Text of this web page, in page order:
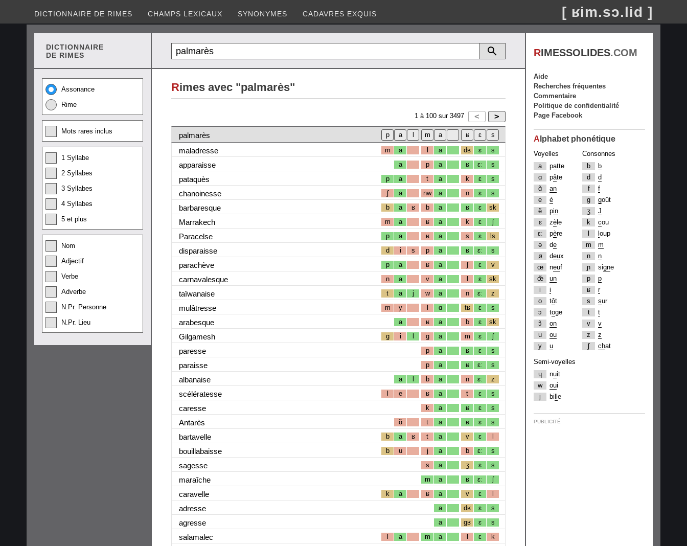
DICTIONNAIRE DE RIMES CHAMPS LEXICAUX SYNONYMES CADAVRES EXQUIS [ ʁim.sɔ.lid ]
DICTIONNAIRE
DE RIMES
Assonance
Rime
Mots rares inclus
1 Syllabe
2 Syllabes
3 Syllabes
4 Syllabes
5 et plus
Nom
Adjectif
Verbe
Adverbe
N.Pr. Personne
N.Pr. Lieu
Rimes avec "palmarès"
1 à 100 sur 3497
palmarès
maladresse
m a l a dʁ ɛ s
apparaisse a p a ʁ ɛː s
pataquès p a t a k ɛ s
chanoinesse ʃ a nw a n ɛ s
barbaresque b a ʁ b a ʁ ɛ sk
Marrakech m a ʁ a k ɛ ʃ
Paracelse p a ʁ a s ɛ ls
disparaisse d i s p a ʁ ɛː s
parachève p a ʁ a ʃ ɛ v
carnavalesque n a v a l ɛ sk
taïwanaise t a j w a n ɛː z
mulâtresse m y l ɑ tʁ ɛ s
arabesque a ʁ a b ɛ sk
Gilgamesh g i l g a m ɛ ʃ
paresse p a ʁ ɛ s
paraisse p a ʁ ɛː s
albanaise a l b a n ɛː z
scélératesse l e ʁ a t ɛ s
caresse k a ʁ ɛ s
Antarès ɑ̃ t a ʁ ɛ s
bartavelle b a ʁ t a v ɛ l
bouillabaisse b u j a b ɛː s
sagesse s a ʒ ɛ s
maraîche m a ʁ ɛː ʃ
caravelle k a ʁ a v ɛ l
adresse a dʁ ɛ s
agresse a gʁ ɛ s
salamalec l a m a l ɛ k
RIMESSOLIDES.COM
Aide
Recherches fréquentes
Commentaire
Politique de confidentialité
Page Facebook
A lphabet phonétique
Voyelles
a
patte
ɑ
pâte
ɑ̃
an
e
é
ẽ
pin
ɛ
zè le
ɛː
père
ə
de
ø
deux
œ
neuf
œ̃
un
i
i
o
tôt
ɔ
toge
ɔ̃
on
u
ou
y
u
Consonnes
b
b
d
d
f
f
g
goût
ʒ
J
k
cou
oup
m
m
n
n
ɲ
signe
p
p
ʁ
r
s
sur
t
t
v
v
z
z
ʃ
chat
Semi-voyelles
ɥ
nuit
w
oui
j
bi e
PUBLICITÉ